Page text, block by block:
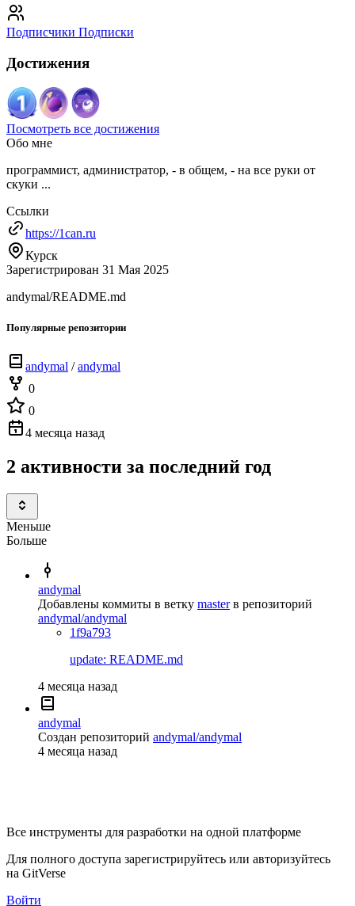
Подписчики Подписки
Достижения
Посмотреть все достижения
Обо мне
программист, администратор, - в общем, - на все руки от
скуки ...
Ссылки
https://1can.ru
Курск
Зарегистрирован 31 Мая 2025
andymal/README.md
Популярные репозитории
andymal /andymal
0
0
4 месяца назад
2 активности за последний год
Меньше
Больше
andymal
Добавлены коммиты в ветку master в репозиторий
andymal/andymal
1f9a793
update: README.md
4 месяца назад
andymal
Создан репозиторий andymal/andymal
4 месяца назад
Все инструменты для разработки на одной платформе
Для полного доступа зарегистрируйтесь или авторизуйтесь
на GitVerse
Войти